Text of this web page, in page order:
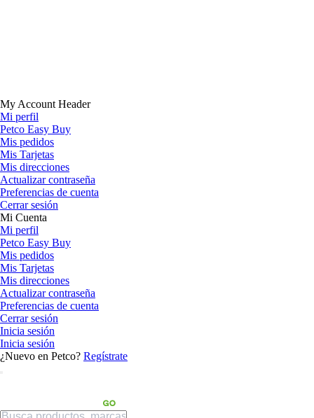
My Account Header
Mi perfil
Petco Easy Buy
Mis pedidos
Mis Tarjetas
Mis direcciones
Actualizar contraseña
Preferencias de cuenta
Cerrar sesión
Mi Cuenta
Mi perfil
Petco Easy Buy
Mis pedidos
Mis Tarjetas
Mis direcciones
Actualizar contraseña
Preferencias de cuenta
Cerrar sesión
Inicia sesión
Inicia sesión
¿Nuevo en Petco? Regístrate